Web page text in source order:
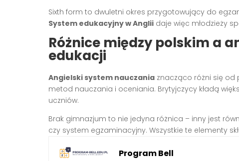
Sixth form to dwuletni okres przygotowujący do
System edukacyjny w Anglii daje więc młodzieży
Różnice między polskim a
edukacji
Angielski system nauczania znacząco różni się od
metod nauczania i oceniania. Brytyjczycy kładą
uczniów.
Brak gimnazjum to nie jedyna różnica – inny jest
czy system egzaminacyjny. Wszystkie te elementy
Program Bell